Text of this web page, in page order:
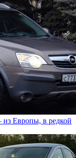
из Европы, в редкой